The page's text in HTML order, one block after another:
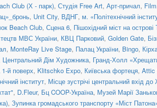
Club (Х - парк), Студія Free Art, Арт-причал,
, Unit Сity, ВДНГ, м. «Політехнічний
Beach Club, Сцена 6, Пішохідний міст на острові
МВС України, КВЦ Парковий, Golden Gate,
, MonteRay Live Stage, Палац України, Bingo,
Центральний Дім Художника, Гранд-Холл
й поверх, Klitschko Expo, Київська фортеця, Attic
інститут, Місце зустрічі центральний вхід
, D.Fleur, Бц COOP-Україна, Музей Марії
, Зупинка громадського транспорту «Міст